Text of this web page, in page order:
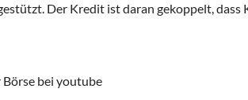
Der Kredit ist daran gekoppelt, dass
Börse bei youtube